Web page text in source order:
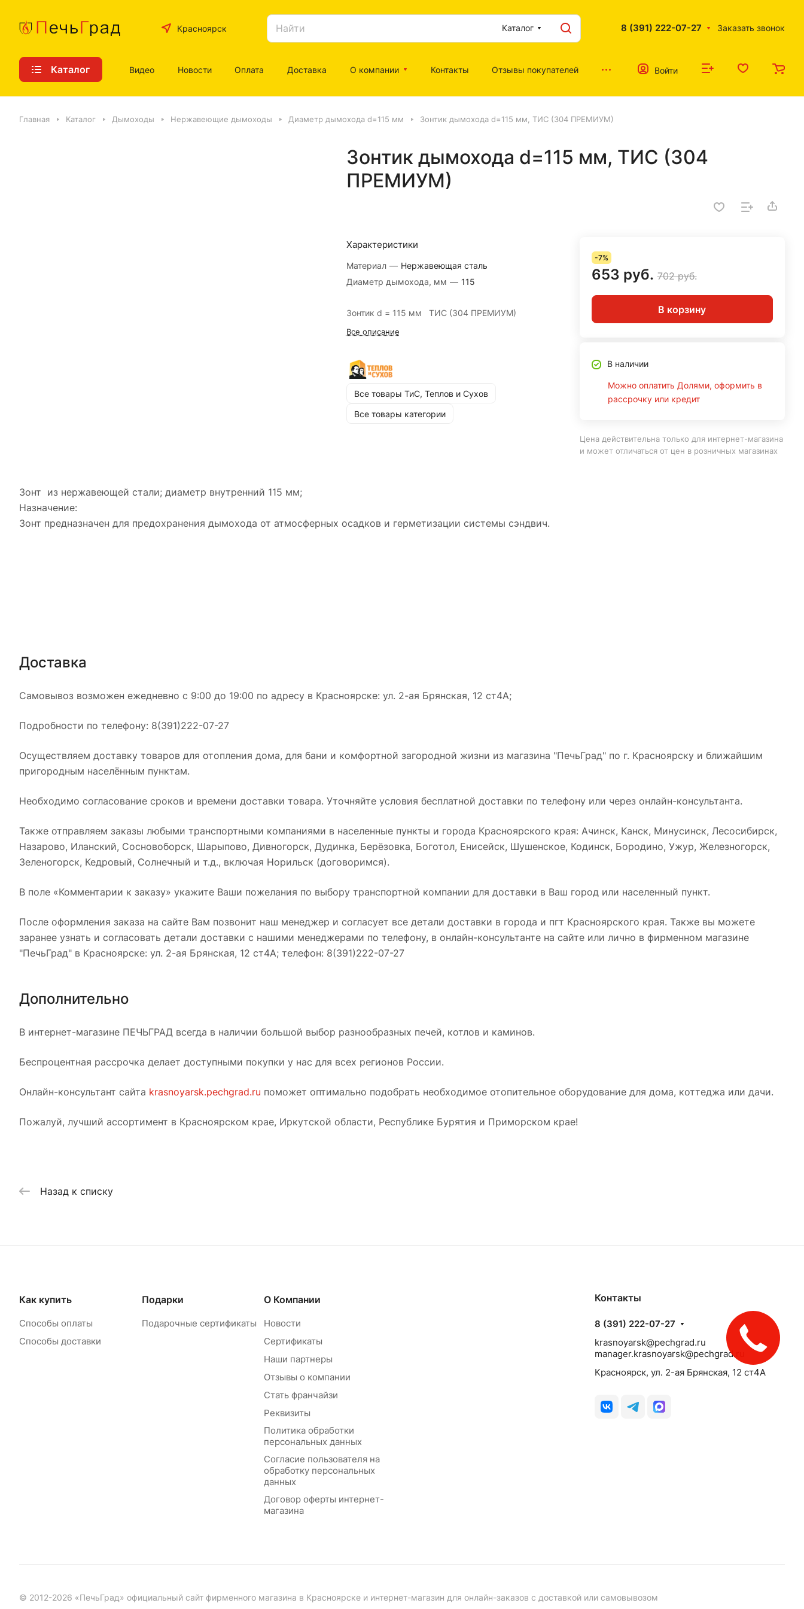
Красноярск Каталог 8 (391) 222-07-27 Заказать звонок
Каталог Видео Новости Оплата Доставка О компании Контакты Отзывы покупателей Войти
Главная Каталог Дымоходы Нержавеющие дымоходы Диаметр дымохода d=115 мм Зонтик дымохода d=115 мм, ТИС (304 ПРЕМИУМ)
Зонтик дымохода d=115 мм, ТИС (304
ПРЕМИУМ)
Характеристики
Материал — Нержавеющая сталь
Диаметр дымохода, мм — 115
Зонтик d = 115 мм ТИС (304 ПРЕМИУМ)
Все описание
Все товары ТиС, Теплов и Сухов
Все товары категории
-7%
653 руб. 702 руб.
В корзину
В наличии
Можно оплатить Долями, оформить в
рассрочку или кредит
Цена действительна только для интернет-магазина
и может отличаться от цен в розничных магазинах
Зонт из нержавеющей стали; диаметр внутренний 115 мм;
Назначение:
Зонт предназначен для предохранения дымохода от атмосферных осадков и герметизации системы сэндвич.
Доставка
Самовывоз возможен ежедневно с 9:00 до 19:00 по адресу в Красноярске: ул. 2-ая Брянская, 12 ст4А;
Подробности по телефону: 8(391)222-07-27
Осуществляем доставку товаров для отопления дома, для бани и комфортной загородной жизни из магазина "ПечьГрад" по г. Красноярску и ближайшим
пригородным населённым пунктам.
Необходимо согласование сроков и времени доставки товара. Уточняйте условия бесплатной доставки по телефону или через онлайн-консультанта.
Также отправляем заказы любыми транспортными компаниями в населенные пункты и города Красноярского края: Ачинск, Канск, Минусинск, Лесосибирск,
Назарово, Иланский, Сосновоборск, Шарыпово, Дивногорск, Дудинка, Берёзовка, Боготол, Енисейск, Шушенское, Кодинск, Бородино, Ужур, Железногорск,
Зеленогорск, Кедровый, Солнечный и т.д., включая Норильск (договоримся).
В поле «Комментарии к заказу» укажите Ваши пожелания по выбору транспортной компании для доставки в Ваш город или населенный пункт.
После оформления заказа на сайте Вам позвонит наш менеджер и согласует все детали доставки в города и пгт Красноярского края. Также вы можете
заранее узнать и согласовать детали доставки с нашими менеджерами по телефону, в онлайн-консультанте на сайте или лично в фирменном магазине
"ПечьГрад" в Красноярске: ул. 2-ая Брянская, 12 ст4А; телефон: 8(391)222-07-27
Дополнительно
В интернет-магазине ПЕЧЬГРАД всегда в наличии большой выбор разнообразных печей, котлов и каминов.
Беспроцентная рассрочка делает доступными покупки у нас для всех регионов России.
Онлайн-консультант сайта krasnoyarsk.pechgrad.ru поможет оптимально подобрать необходимое отопительное оборудование для дома, коттеджа или дачи.
Пожалуй, лучший ассортимент в Красноярском крае, Иркутской области, Республике Бурятия и Приморском крае!
Назад к списку
Как купить
Способы оплаты
Способы доставки
Подарки
Подарочные сертификаты
О Компании
Новости
Сертификаты
Наши партнеры
Отзывы о компании
Стать франчайзи
Реквизиты
Политика обработки
персональных данных
Согласие пользователя на
обработку персональных
данных
Договор оферты интернет-
магазина
Контакты
8 (391) 222-07-27
krasnoyarsk@pechgrad.ru
manager.krasnoyarsk@pechgrad.ru
Красноярск, ул. 2-ая Брянская, 12 ст4А
© 2012-2026 «ПечьГрад» официальный сайт фирменного магазина в Красноярске и интернет-магазин для онлайн-заказов с доставкой или самовывозом
Закажите
звонок!